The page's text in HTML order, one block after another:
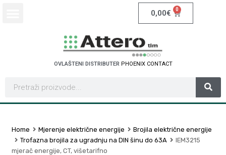
0,00€ 0
OVLAŠTENI DISTRIBUTER PHOENIX CONTACT
Home Mjerenje električne energije
Brojila električne energije
Trofazna brojila za ugradnju na DIN šinu do 63A
IEM3215
mjerač energije, CT, višetarifno